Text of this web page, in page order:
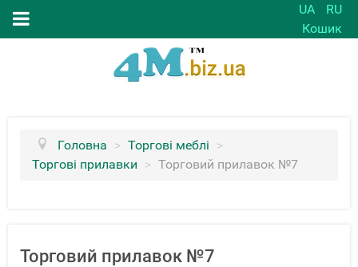
UA
RU
Кошик
Головна > Торгові меблі >
Торгові прилавки > Торговий прилавок №7
Торговий прилавок №7